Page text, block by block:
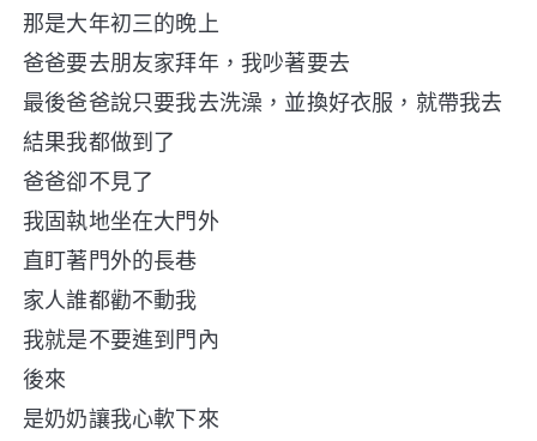
那是大年初三的晚上
爸爸要去朋友家拜年，我吵著要去
最後爸爸說只要我去洗澡，並換好衣服，就帶我去
結果我都做到了
爸爸卻不見了
我固執地坐在大門外
直盯著門外的長巷
家人誰都勸不動我
我就是不要進到門內
後來
是奶奶讓我心軟下來